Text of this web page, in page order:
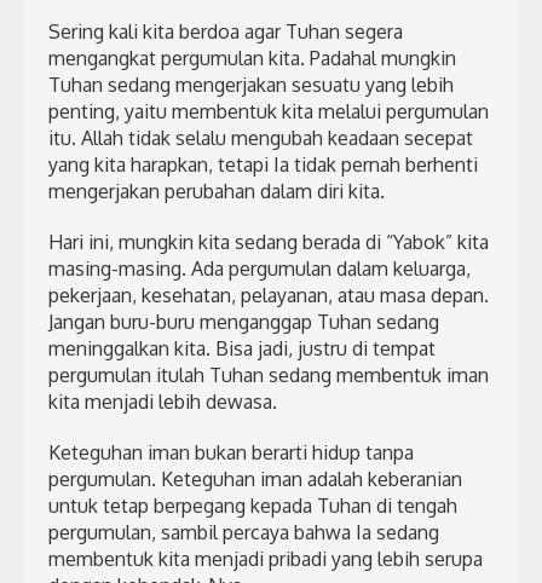
Sering kali kita berdoa agar Tuhan segera
mengangkat pergumulan kita. Padahal mungkin
Tuhan sedang mengerjakan sesuatu yang lebih
penting, yaitu membentuk kita melalui pergumulan
itu. Allah tidak selalu mengubah keadaan secepat
yang kita harapkan, tetapi Ia tidak pernah berhenti
mengerjakan perubahan dalam diri kita.
Hari ini, mungkin kita sedang berada di “Yabok” kita
masing-masing. Ada pergumulan dalam keluarga,
pekerjaan, kesehatan, pelayanan, atau masa depan.
Jangan buru-buru menganggap Tuhan sedang
meninggalkan kita. Bisa jadi, justru di tempat
pergumulan itulah Tuhan sedang membentuk iman
kita menjadi lebih dewasa.
Keteguhan iman bukan berarti hidup tanpa
pergumulan. Keteguhan iman adalah keberanian
untuk tetap berpegang kepada Tuhan di tengah
pergumulan, sambil percaya bahwa Ia sedang
membentuk kita menjadi pribadi yang lebih serupa